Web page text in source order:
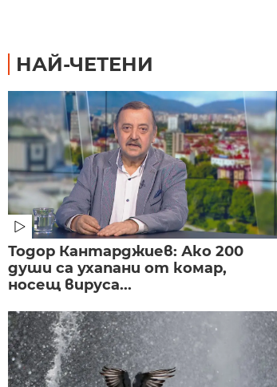
НАЙ-ЧЕТЕНИ
Тодор Кантарджиев: Ако 200
души са ухапани от комар,
носещ вируса...